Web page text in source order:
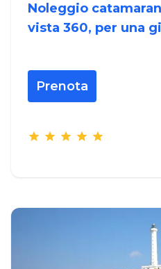
Noleggio
vista 360, per una
Prenota